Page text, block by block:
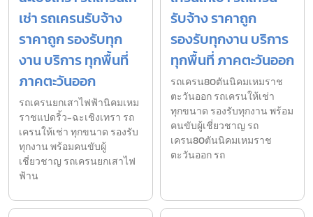
เช่า รถเครนรับจ้าง
ราคาถูก รองรับทุก
งาน บริการ ทุกพื้นที่
ภาคตะวันออก
รถเครนยกเสาไฟฟ้านิคมเหม
ราชแปดริ้ว-ฉะเชิงเทรา รถ
เครนให้เช่า ทุกขนาด รองรับ
ทุกงาน พร้อมคนขับผู้
เชี่ยวชาญ รถเครนยกเสาไฟ
ฟ้าน
รับจ้าง ราคาถูก
รองรับทุกงาน บริการ
ทุกพื้นที่ ภาคตะวันออก
รถเครน80ตันนิคมเหมราช
ตะวันออก รถเครนให้เช่า
ทุกขนาด รองรับทุกงาน พร้อม
คนขับผู้เชี่ยวชาญ รถ
เครน80ตันนิคมเหมราช
ตะวันออก รถ